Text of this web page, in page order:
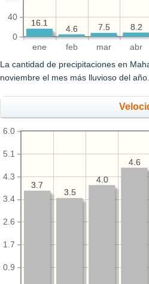
ene feb mar abr
0
40
8.2
7.5
4.6
16.1 8.2
7.5
4.6
16.1
La cantidad de precipitaciones en
noviembre el mes más lluvioso del año.
0.9
1.7
2.6
3.4
4.3
5.1
6.0
4.6
4.0
3.5
3.7
4.6
4.0
3.5
3.7